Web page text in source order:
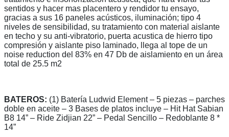
sentidos y hacer mas placentero y rendidor tu ensayo,
gracias a sus 16 paneles acústicos, iluminación; tipo 4
niveles de sensibilidad, su tratamiento con material aislante
en techo y su anti-vibratorio, puerta acustica de hierro tipo
compresión y aislante piso laminado, llega al tope de un
noise reduction del 83% en 47 Db de aislamiento en un área
total de 25.5 m2
BATEROS: (1) Batería Ludwid Element – 5 piezas – parches
doble en aceite – 3 Bases de platos incluye – Hit Hat Sabian
B8 14” – Ride Zidjian 22” – Pedal Sencillo – Redoblante 8 *
14”